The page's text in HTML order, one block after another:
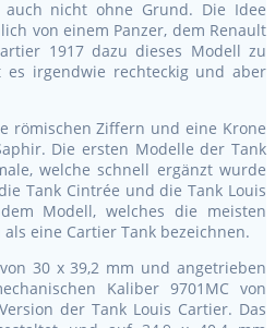
nicht ohne Grund. Die Idee
von einem Panzer, dem Renault
1917 dazu dieses Modell zu
es irgendwie rechteckig und aber
römischen Ziffern und eine Krone
Die ersten Modelle der Tank
welche schnell ergänzt wurde
Tank Cintrée und die Tank Louis
Modell, welches die meisten
eine Cartier Tank bezeichnen.
30 x 39,2 mm und angetrieben
Kaliber 9701MC von
der Tank Louis Cartier. Das